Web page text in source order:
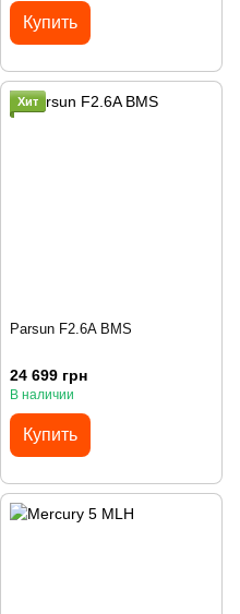
Купить
Хит
Parsun F2.6A BMS
24 699 грн
В наличии
Купить